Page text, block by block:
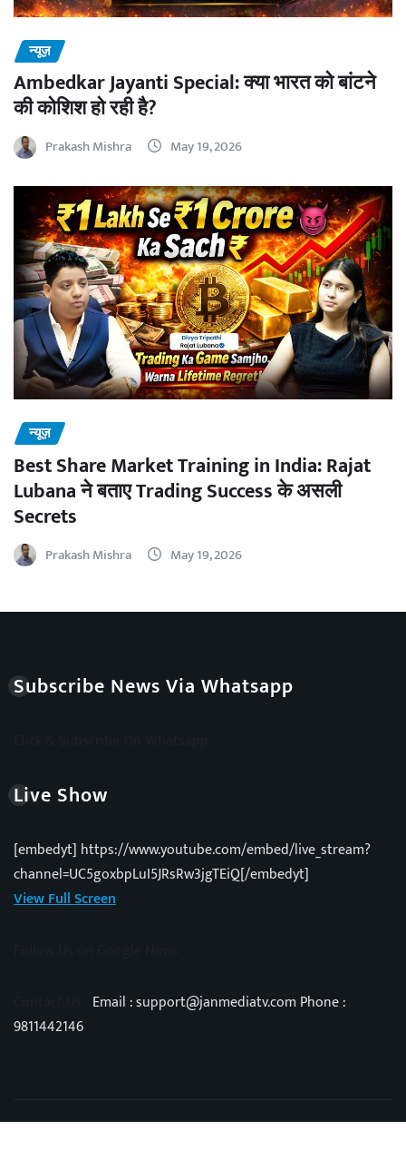
न्यूज़
Ambedkar Jayanti Special: क्या भारत को बांटने
की कोशिश हो रही है?
Prakash Mishra May 19, 2026
न्यूज़
Best Share Market Training in India: Rajat
Lubana ने बताए Trading Success के असली
Secrets
Prakash Mishra May 19, 2026
Subscribe News Via Whatsapp
Live Show
[embedyt] https://www.youtube.com/embed/live_stream?
channel=UC5goxbpLuI5JRsRw3jgTEiQ[/embedyt]
View Full Screen
Email : support@janmediatv.com Phone :
9811442146